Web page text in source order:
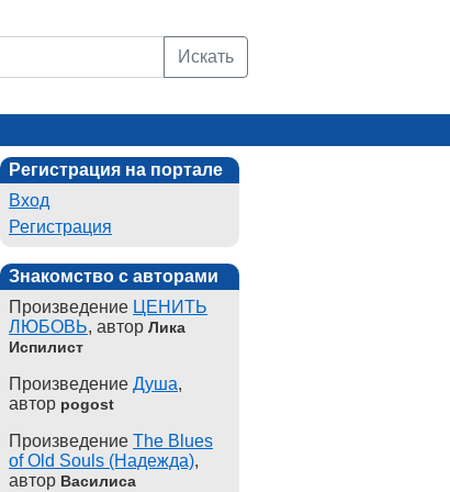
Искать
Регистрация на портале
Вход
Регистрация
Знакомство с авторами
Произведение ЦЕНИТЬ
ЛЮБОВЬ, автор Лика
Испилист
Произведение Душа,
автор pogost
Произведение The Blues
of Old Souls (Надежда),
автор Василиса